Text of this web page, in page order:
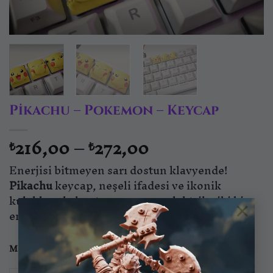
×
Pikachu – Pokemon – Keycap
₺216,00–₺272,00Fiyat
aralığı:
₺216,00
-
₺272,00
Enerjisi bitmeyen sarı dostun klavyende!
Pikachukeycap, neşeli ifadesi ve ikonik
kulaklarıyla her tuş vuruşuna elektrik gibi bir
enerji katıyor.
Malzeme Standart ABS